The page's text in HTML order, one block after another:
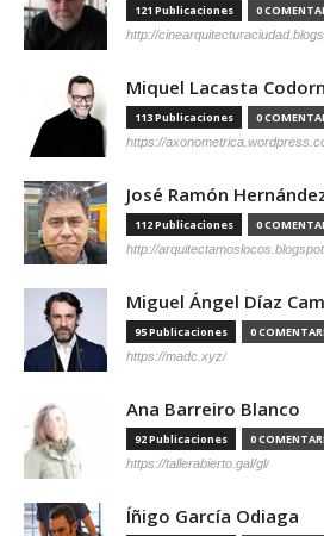
121 Publicaciones 0
http://
Miquel Lacasta
113 Publicaciones 0
https://
José Ramón
112 Publicaciones 0
http://
Miguel Ángel Díaz
95 Publicaciones 0
https://madc.xyz/
Ana Barreiro Blanco
92 Publicaciones 0
https://tallerabierto.gal/gl/
Íñigo García Odiaga